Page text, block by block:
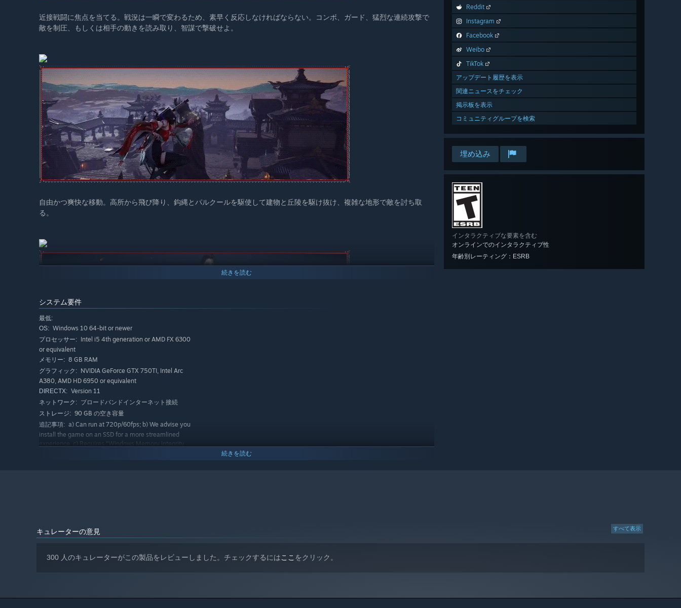
Reddit
Instagram
Facebook
Weibo
TikTok
アップデート履歴を表示
関連ニュースをチェック
掲示板を表示
コミュニティグループを検索
埋め込み
インタラクティブな要素を含む
オンラインでのインタラクティブ性
年齢別レーティング：ESRB
近接戦闘に焦点を当てる。戦況は一瞬で変わるため、素早く反応しなければならない。コンボ、ガード、猛烈な連続攻撃で
敵を制圧、もしくは相手の動きを読み取り、智謀で撃破せよ。
自由かつ爽快な移動。高所から飛び降り、鈎縄とパルクールを駆使して建物と丘陵を駆け抜け、複雑な地形で敵を討ち取
る。
戦闘スタイルを自由に選択。好きな武者を選択し、武技と奥義をカスタムする。ユニークな武技と奥義、多種多様な近接武
器と遠隔武器を組み合わせ、独自の戦闘スタイルを構築せよ。
続きを読む
システム要件
最低:
OS: Windows 10 64-bit or newer
プロセッサー: Intel i5 4th generation or AMD FX 6300
or equivalent
メモリー: 8 GB RAM
グラフィック: NVIDIA GeForce GTX 750TI, Intel Arc
A380, AMD HD 6950 or equivalent
DIRECTX: Version 11
ネットワーク: ブロードバンドインターネット接続
ストレージ: 90 GB の空き容量
追記事項: a) Can run at 720p/60fps; b) We advise you
install the game on an SSD for a more streamlined
experience. c) Requires “Windows Memory integrity
DIRECTX: Version 11
ネットワーク: ブロードバンドインターネット接続
追記事項: a) Can run at 1080p/60fps; b) We advise
disabled
続きを読む
すべて表示
キュレーターの意見
300 人のキュレーターがこの製品をレビューしました。チェックするにはここ をクリック。